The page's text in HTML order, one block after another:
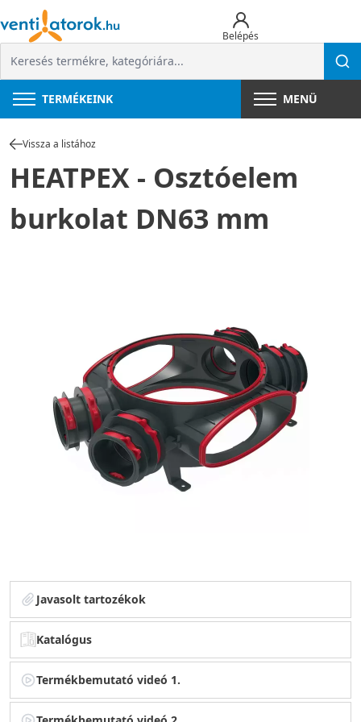
Belépés
TERMÉKEINK MENÜ
Vissza a listához
HEATPEX - Osztóelem
burkolat DN63 mm
Javasolt tartozékok
Katalógus
Termékbemutató videó 1.